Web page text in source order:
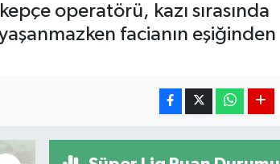
operatörü, kazı sırasında
facianın eşiğinden